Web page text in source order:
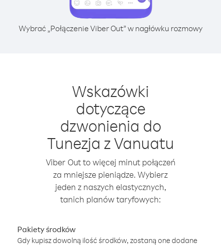
Wybrać „Połączenie Viber Out” w nagłówku rozmowy
Wskazówki
dotyczące
dzwonienia do
Tunezja z Vanuatu
Viber Out to więcej minut połączeń
za mniejsze pieniądze. Wybierz
jeden z naszych elastycznych,
tanich planów taryfowych:
Pakiety środków
Gdy kupisz dowolną ilość środków, zostaną one dodane